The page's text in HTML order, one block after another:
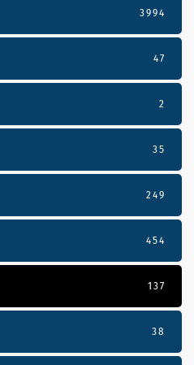
3994
47
2
35
249
454
137
38